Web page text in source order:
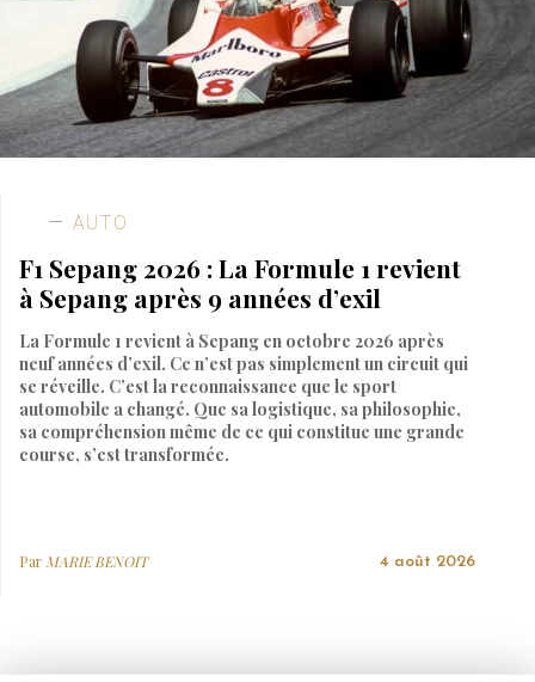
AUTO
F1 Sepang 2026 : La Formule 1 revient
à Sepang après 9 années d’exil
La Formule 1 revient à Sepang en octobre 2026 après
neuf années d’exil. Ce n’est pas simplement un circuit qui
se réveille. C’est la reconnaissance que le sport
automobile a changé. Que sa logistique, sa philosophie,
sa compréhension même de ce qui constitue une grande
course, s’est transformée.
Par MARIE BENOIT 4 août 2026